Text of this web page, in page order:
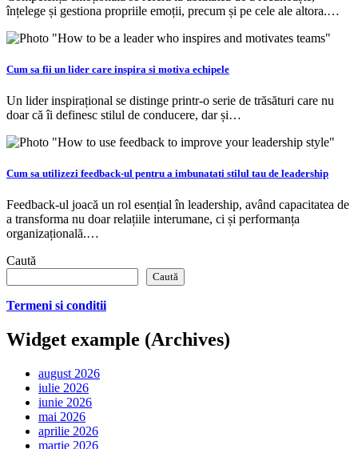
înțelege și gestiona propriile emoții, precum și pe cele ale altora.…
Cum sa fii un lider care inspira si motiva echipele
Un lider inspirațional se distinge printr-o serie de trăsături care nu
doar că îi definesc stilul de conducere, dar și…
Cum sa utilizezi feedback-ul pentru a imbunatati stilul tau de leadership
Feedback-ul joacă un rol esențial în leadership, având capacitatea de
a transforma nu doar relațiile interumane, ci și performanța
organizațională.…
Caută
Caută
Termeni si conditii
Widget example (Archives)
august 2026
iulie 2026
iunie 2026
mai 2026
aprilie 2026
martie 2026